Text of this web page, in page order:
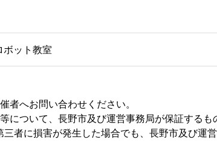
ット教室
者へお問い合わせください。
について、長野市及び運営事務局が保証する
者に損害が発生した場合でも、長野市及び運